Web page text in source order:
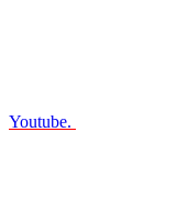
Youtube.